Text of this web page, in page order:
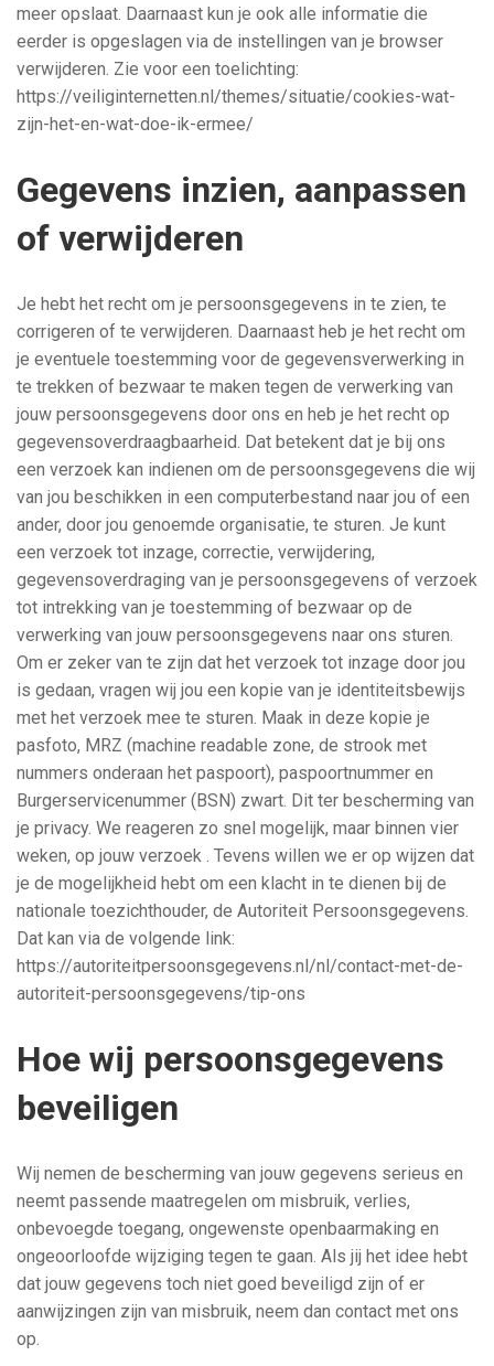
meer opslaat. Daarnaast kun je ook alle informatie die
eerder is opgeslagen via de instellingen van je browser
verwijderen. Zie voor een toelichting:
https://veiliginternetten.nl/themes/situatie/cookies-wat-
zijn-het-en-wat-doe-ik-ermee/
Gegevens inzien, aanpassen
of verwijderen
Je hebt het recht om je persoonsgegevens in te zien, te
corrigeren of te verwijderen. Daarnaast heb je het recht om
je eventuele toestemming voor de gegevensverwerking in
te trekken of bezwaar te maken tegen de verwerking van
jouw persoonsgegevens door ons en heb je het recht op
gegevensoverdraagbaarheid. Dat betekent dat je bij ons
een verzoek kan indienen om de persoonsgegevens die wij
van jou beschikken in een computerbestand naar jou of een
ander, door jou genoemde organisatie, te sturen. Je kunt
een verzoek tot inzage, correctie, verwijdering,
gegevensoverdraging van je persoonsgegevens of verzoek
tot intrekking van je toestemming of bezwaar op de
verwerking van jouw persoonsgegevens naar ons sturen.
Om er zeker van te zijn dat het verzoek tot inzage door jou
is gedaan, vragen wij jou een kopie van je identiteitsbewijs
met het verzoek mee te sturen. Maak in deze kopie je
pasfoto, MRZ (machine readable zone, de strook met
nummers onderaan het paspoort), paspoortnummer en
Burgerservicenummer (BSN) zwart. Dit ter bescherming van
je privacy. We reageren zo snel mogelijk, maar binnen vier
weken, op jouw verzoek . Tevens willen we er op wijzen dat
je de mogelijkheid hebt om een klacht in te dienen bij de
nationale toezichthouder, de Autoriteit Persoonsgegevens.
Dat kan via de volgende link:
https://autoriteitpersoonsgegevens.nl/nl/contact-met-de-
autoriteit-persoonsgegevens/tip-ons
Hoe wij persoonsgegevens
beveiligen
Wij nemen de bescherming van jouw gegevens serieus en
neemt passende maatregelen om misbruik, verlies,
onbevoegde toegang, ongewenste openbaarmaking en
ongeoorloofde wijziging tegen te gaan. Als jij het idee hebt
dat jouw gegevens toch niet goed beveiligd zijn of er
aanwijzingen zijn van misbruik, neem dan contact met ons
op.